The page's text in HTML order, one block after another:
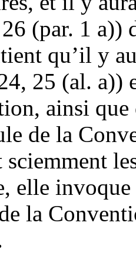
(par. 1 a))
qu’il y
25 (al. a))
ainsi
de la
elle
la